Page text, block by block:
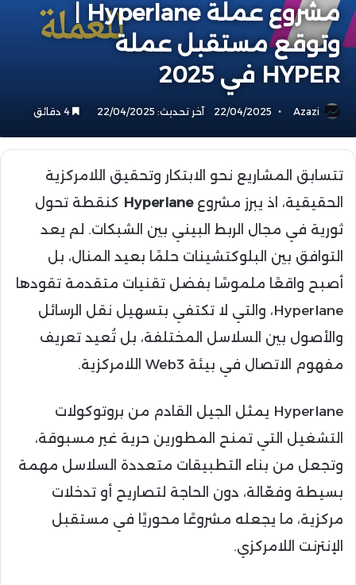
وتوقع مستقبل عملة
HYPER في 2025
Azazi
22/04/2025 آخر تحديث: 22/04/2025
تتسابق المشاريع نحو الابتكار وتحقيق اللامركزية
الحقيقية، اذ يبرز مشروعHyperlane كنقطة تحول
ثورية في مجال الربط البيني بين الشبكات. لم يعد
التوافق بين البلوكتشينات حلمًا بعيد المنال، بل
أصبح واقعًا ملموسًا بفضل تقنيات متقدمة تقودها
Hyperlane، والتي لا تكتفي بتسهيل نقل الرسائل
والأصول بين السلاسل المختلفة، بل تُعيد تعريف
مفهوم الاتصال في بيئة Web3 اللامركزية.
Hyperlane يمثل الجيل القادم من بروتوكولات
التشغيل التي تمنح المطورين حرية غير مسبوقة،
وتجعل من بناء التطبيقات متعددة السلاسل مهمة
بسيطة وفعّالة، دون الحاجة لتصاريح أو تدخلات
مركزية، ما يجعله مشروعًا محوريًا في مستقبل
الإنترنت اللامركزي.